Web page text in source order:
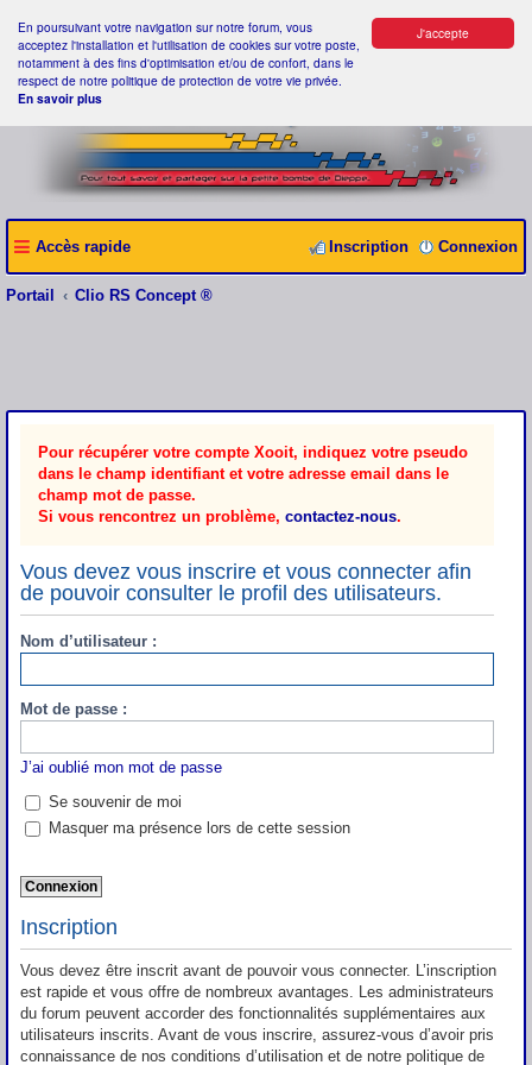
J'accepte
En poursuivant votre navigation sur notre forum, vous
acceptez l'installation et l'utilisation de cookies sur votre poste,
notamment à des fins d'optimisation et/ou de confort, dans le
respect de notre politique de protection de votre vie privée.
En savoir plus
Accès rapide Connexion
Inscription
Portail Clio RS Concept ®
Pour récupérer votre compte Xooit, indiquez votre pseudo
dans le champ identifiant et votre adresse email dans le
champ mot de passe.
Si vous rencontrez un problème, contactez-nous.
Vous devez vous inscrire et vous connecter afin
de pouvoir consulter le profil des utilisateurs.
Nom d’utilisateur :
Mot de passe :
J’ai oublié mon mot de passe
Se souvenir de moi
Masquer ma présence lors de cette session
Inscription
Vous devez être inscrit avant de pouvoir vous connecter. L’inscription
est rapide et vous offre de nombreux avantages. Les administrateurs
du forum peuvent accorder des fonctionnalités supplémentaires aux
utilisateurs inscrits. Avant de vous inscrire, assurez-vous d’avoir pris
connaissance de nos conditions d’utilisation et de notre politique de